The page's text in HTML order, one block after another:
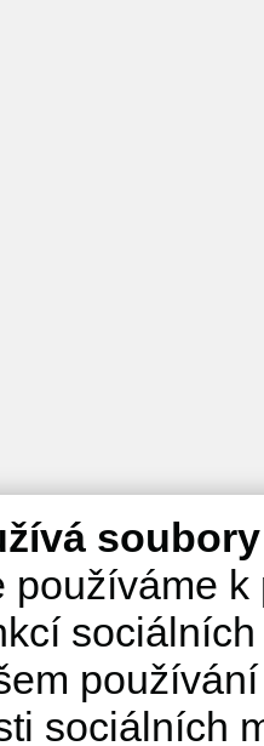
používáme
sociálních